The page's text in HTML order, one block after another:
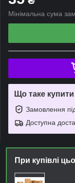
Мінімальна сума
Що таке
Замовлення
Доступна
При купівлі